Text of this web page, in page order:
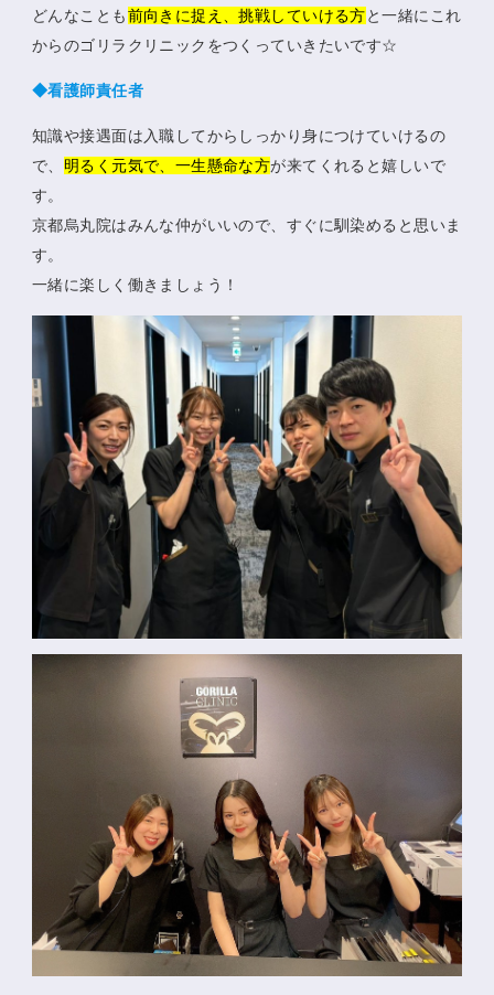
どんなことも前向きに捉え、挑戦していける方と一緒にこれ
からのゴリラクリニックをつくっていきたいです☆
◆看護師責任者
知識や接遇面は入職してからしっかり身につけていけるの
で、 明るく元気で、一生懸命な方が来てくれると嬉しいで
す。
京都烏丸院はみんな仲がいいので、すぐに馴染めると思いま
す。
一緒に楽しく働きましょう！